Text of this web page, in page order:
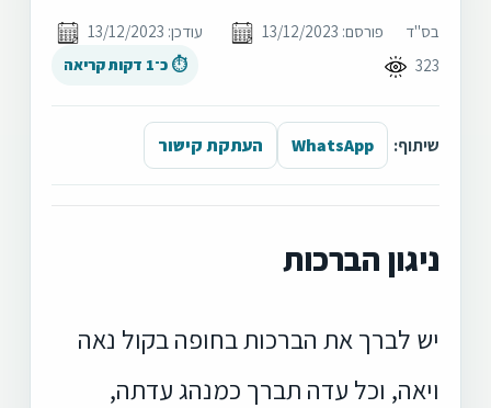
בס"ד פורסם: 13/12/2023
עודכן: 13/12/2023
323
⏱ כ־1 דקות קריאה
שיתוף: WhatsApp העתקת קישור
ניגון הברכות
יש לברך את הברכות בחופה בקול נאה
ויאה, וכל עדה תברך כמנהג עדתה,